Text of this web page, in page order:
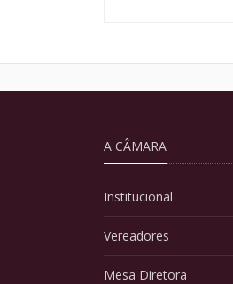
A CÂMARA
Institucional
Vereadores
Mesa Diretora